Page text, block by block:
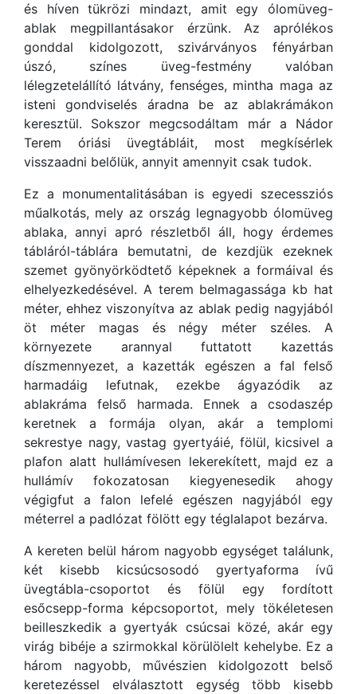
és híven tükrözi mindazt, amit egy ólomüveg-
ablak megpillantásakor érzünk. Az aprólékos
gonddal kidolgozott, szivárványos fényárban
úszó, színes üveg-festmény valóban
lélegzetelállító látvány, fenséges, mintha maga az
isteni gondviselés áradna be az ablakrámákon
keresztül. Sokszor megcsodáltam már a Nádor
Terem óriási üvegtábláit, most megkísérlek
visszaadni belőlük, annyit amennyit csak tudok.
Ez a monumentalitásában is egyedi szecessziós
műalkotás, mely az ország legnagyobb ólomüveg
ablaka, annyi apró részletből áll, hogy érdemes
tábláról-táblára bemutatni, de kezdjük ezeknek
szemet gyönyörködtető képeknek a formáival és
elhelyezkedésével. A terem belmagassága kb hat
méter, ehhez viszonyítva az ablak pedig nagyjából
öt méter magas és négy méter széles. A
környezete arannyal futtatott kazettás
díszmennyezet, a kazetták egészen a fal felső
harmadáig lefutnak, ezekbe ágyazódik az
ablakráma felső harmada. Ennek a csodaszép
keretnek a formája olyan, akár a templomi
sekrestye nagy, vastag gyertyáié, fölül, kicsivel a
plafon alatt hullámívesen lekerekített, majd ez a
hullámív fokozatosan kiegyenesedik ahogy
végigfut a falon lefelé egészen nagyjából egy
méterrel a padlózat fölött egy téglalapot bezárva.
A kereten belül három nagyobb egységet találunk,
két kisebb kicsúcsosodó gyertyaforma ívű
üvegtábla-csoportot és fölül egy fordított
esőcsepp-forma képcsoportot, mely tökéletesen
beilleszkedik a gyertyák csúcsai közé, akár egy
virág bibéje a szirmokkal körülölelt kehelybe. Ez a
három nagyobb, művészien kidolgozott belső
keretezéssel elválasztott egység több kisebb